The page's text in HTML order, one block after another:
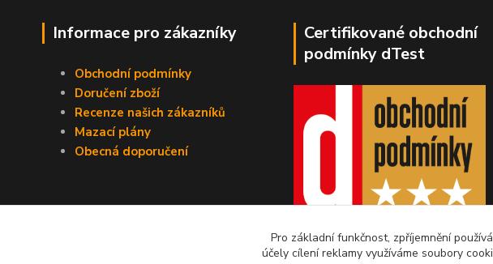
Informace pro zákazníky
Obchodní podmínky
Doručení zboží
Recenze našich zákazníků
Mazací plány
Obecná doporučení
Certifikované obchodní
podmínky dTest
Pro základní funkčnost, zpříjemnění
účely cílení reklamy využíváme soubory